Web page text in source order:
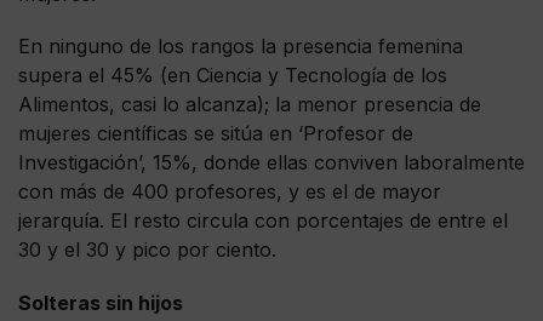
En ninguno de los rangos la presencia femenina
supera el 45% (en Ciencia y Tecnología de los
Alimentos, casi lo alcanza); la menor presencia de
mujeres científicas se sitúa en ‘Profesor de
Investigación’, 15%, donde ellas conviven laboralmente
con más de 400 profesores, y es el de mayor
jerarquía. El resto circula con porcentajes de entre el
30 y el 30 y pico por ciento.
Solteras sin hijos